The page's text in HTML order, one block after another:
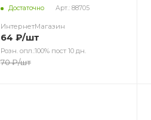
Достаточно Арт.: 88705
ИнтернетМагазин
64 ₽/шт
Розн. опл.:100% пост 10 дн.
70₽/шт